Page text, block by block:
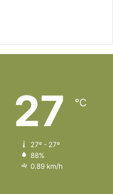
27 ℃
27º - 27º
88%
0.89 km/h